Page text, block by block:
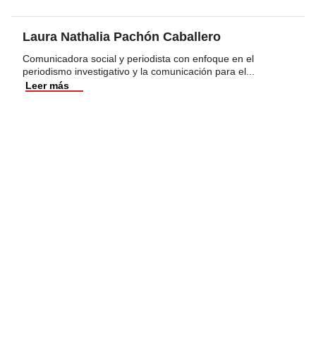
Laura Nathalia Pachón Caballero
Comunicadora social y periodista con enfoque en el
periodismo investigativo y la comunicación para el
Leer más